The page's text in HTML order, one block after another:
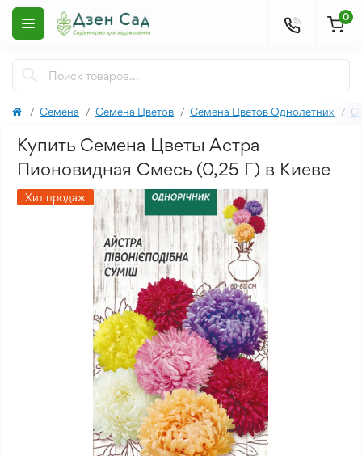
0
Семена Семена Цветов Семена Цветов Однолетних
Купить Семена Цветы Астра
Пионовидная Смесь (0,25 Г) в Киеве
Хит продаж